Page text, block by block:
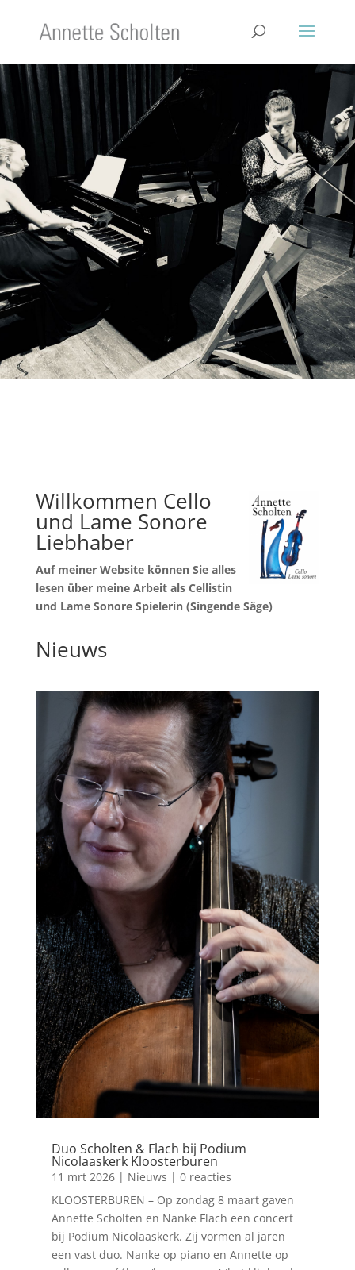
Willkommen Cello
und Lame Sonore
Liebhaber
Auf meiner Website können Sie alles
lesen über meine Arbeit als Cellistin
und Lame Sonore Spielerin (Singende Säge)
Nieuws
Duo Scholten & Flach bij Podium
Nicolaaskerk Kloosterburen
11 mrt 2026| Nieuws | 0 reacties
KLOOSTERBUREN – Op zondag 8 maart gaven
Annette Scholten en Nanke Flach een concert
bij Podium Nicolaaskerk. Zij vormen al jaren
een vast duo. Nanke op piano en Annette op